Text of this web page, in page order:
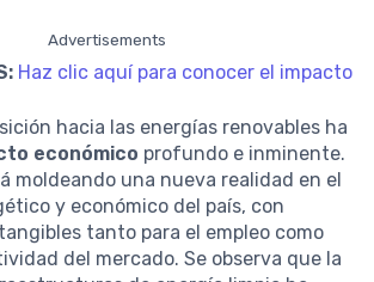
Advertisements
Haz clic aquí para conocer el impacto
hacia las energías renovables ha
económico profundo e inminente.
moldeando una nueva realidad en el
y económico del país, con
tanto para el empleo como
del mercado. Se observa que la